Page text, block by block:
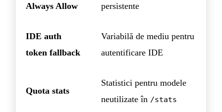
Always Allow
persistente
IDE auth
token fallback
Variabilă de mediu pentru
autentificare IDE
Quota stats
Statistici pentru modele
neutilizate în /stats